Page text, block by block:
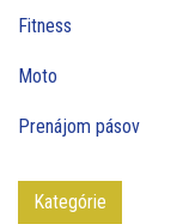
Fitness
Moto
Prenájom pásov
Kategórie